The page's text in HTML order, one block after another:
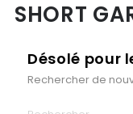
SHORT
Désolé pour
Rechercher de